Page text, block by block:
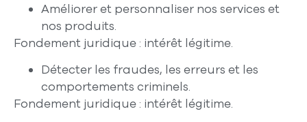
Améliorer et personnaliser nos services et
nos produits.
Fondement juridique : intérêt légitime.
Détecter les fraudes, les erreurs et les
comportements criminels.
Fondement juridique : intérêt légitime.